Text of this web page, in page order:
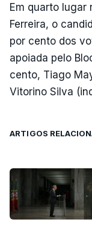
Em quarto lugar
Ferreira, o
por cento dos
apoiada pelo
cento, Tiago
Vitorino Silva
ARTIGOS